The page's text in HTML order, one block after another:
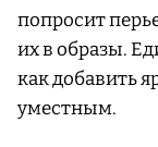
попросит
их в образы.
как добавить
уместным.